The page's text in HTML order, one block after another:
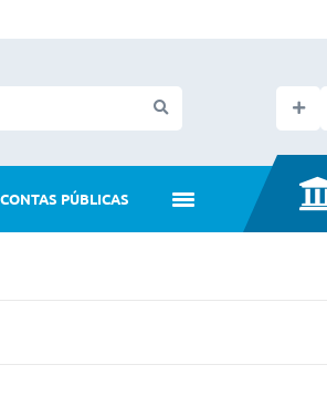
CONTAS PÚBLICAS